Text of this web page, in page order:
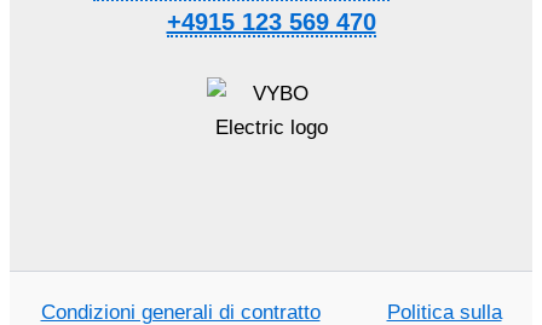
+4915 123 569 470
Condizioni generali di contratto
Politica sulla